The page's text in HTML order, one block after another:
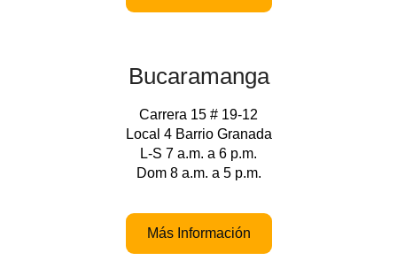
Bucaramanga
Carrera 15 # 19-12
Local 4 Barrio Granada
L-S 7 a.m. a 6 p.m.
Dom 8 a.m. a 5 p.m.
Más Información